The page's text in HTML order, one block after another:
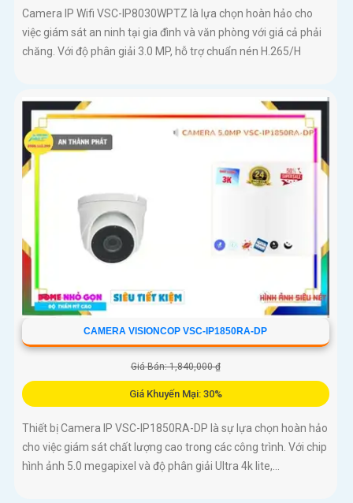
Camera IP Wifi VSC-IP8030WPTZ là lựa chọn hoàn hảo cho
việc giám sát an ninh tại gia đình và văn phòng với giá cả phải
chăng. Với độ phân giải 3.0 MP, hỗ trợ chuẩn nén H.265/H
CAMERA VISIONCOP VSC-IP1850RA-DP
Giá Bán: 1,840,000 ₫
Giá Khuyến Mại: 30%
Thiết bị Camera IP VSC-IP1850RA-DP là sự lựa chọn hoàn hảo
cho việc giám sát chất lượng cao trong các công trình. Với chip
hình ảnh 5.0 megapixel và độ phân giải Ultra 4k lite,...